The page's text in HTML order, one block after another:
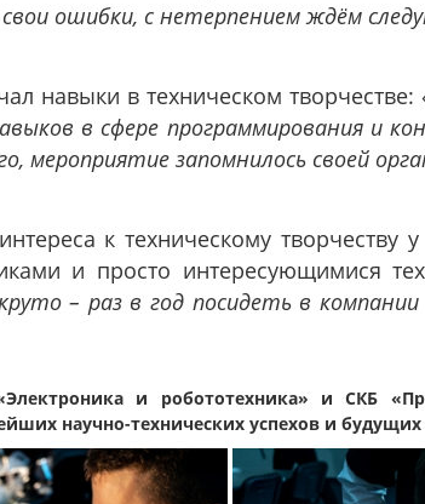
ошибки, с нетерпением ждём
навыки в техническом творчестве:
в сфере программирования и
мероприятие запомнилось своей
к техническому
и просто интересующимися
– раз в год посидеть в
и робототехника» иСКБ
научно-технических успехов и будущих